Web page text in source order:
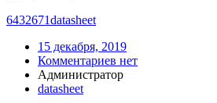
6432671datasheet
15 декабря, 2019
Комментариев нет
Администратор
datasheet